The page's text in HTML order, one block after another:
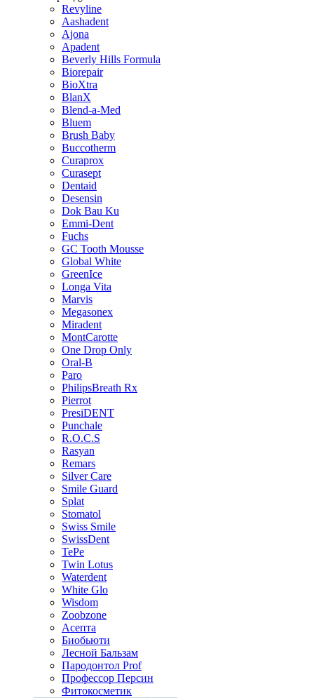
Revyline
Aashadent
Ajona
Apadent
Beverly Hills Formula
Biorepair
BioXtra
BlanX
Blend-a-Med
Bluem
Brush Baby
Buccotherm
Curaprox
Curasept
Dentaid
Desensin
Dok Bau Ku
Emmi-Dent
Fuchs
GC Tooth Mousse
Global White
GreenIce
Longa Vita
Marvis
Megasonex
Miradent
MontCarotte
One Drop Only
Oral-B
Paro
PhilipsBreath Rx
Pierrot
PresiDENT
Punchale
R.O.C.S
Rasyan
Remars
Silver Care
Smile Guard
Splat
Stomatol
Swiss Smile
SwissDent
TePe
Twin Lotus
Waterdent
White Glo
Wisdom
Zoobzone
Асепта
Биобьюти
Лесной Бальзам
Пародонтол Prof
Профессор Персин
Фитокосметик